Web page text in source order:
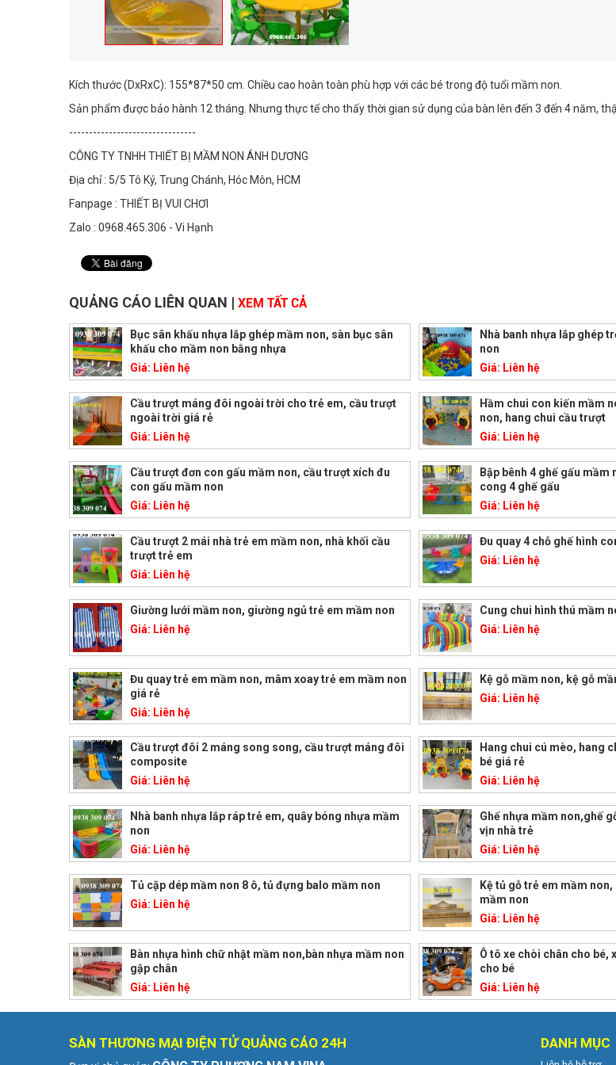
Kích thước (DxRxC): 155*87*50 cm. Chiều cao hoàn toàn phù hợp với các bé trong độ tuổi mầm non.
Sản phẩm được bảo hành 12 tháng. Nhưng thực tế cho thấy thời gian sử dụng của bàn lên đến 3 đến 4 năm,
--------------------------------
CÔNG TY TNHH THIẾT BỊ MẦM NON ÁNH DƯƠNG
Địa chỉ : 5/5 Tô Ký, Trung Chánh, Hóc Môn, HCM
Fanpage : THIẾT BỊ VUI CHƠI
Zalo : 0968.465.306 - Vi Hạnh
QUẢNG CÁO LIÊN QUAN | XEM TẤT CẢ
Bục sân khấu nhựa lắp ghép mầm non, sàn bục sân
khấu cho mầm non bằng nhựa
Giá: Liên hệ
Nhà banh nhựa lắp ghép
non
Giá: Liên hệ
Cầu trượt máng đôi ngoài trời cho trẻ em, cầu trượt
ngoài trời giá rẻ
Giá: Liên hệ
Hầm chui con kiến mầm
non, hang chui cầu trượt
Giá: Liên hệ
Cầu trượt đơn con gấu mầm non, cầu trượt xích đu
con gấu mầm non
Giá: Liên hệ
Bập bênh 4 ghế gấu
cong 4 ghế gấu
Giá: Liên hệ
Cầu trượt 2 mái nhà trẻ em mầm non, nhà khối cầu
trượt trẻ em
Giá: Liên hệ
Đu quay 4 chỗ ghế hình
Giá: Liên hệ
Giường lưới mầm non, giường ngủ trẻ em mầm non
Giá: Liên hệ
Cung chui hình thú mầm
Giá: Liên hệ
Đu quay trẻ em mầm non, mâm xoay trẻ em mầm non
giá rẻ
Giá: Liên hệ
Kệ gỗ mầm non, kệ gỗ
Giá: Liên hệ
Cầu trượt đôi 2 máng song song, cầu trượt máng đôi
composite
Giá: Liên hệ
Hang chui cú mèo, hang
bé giá rẻ
Giá: Liên hệ
Nhà banh nhựa lắp ráp trẻ em, quây bóng nhựa mầm
non
Giá: Liên hệ
Ghế nhựa mầm non,ghế
vịn nhà trẻ
Giá: Liên hệ
Tủ cặp dép mầm non 8 ô, tủ đựng balo mầm non
Giá: Liên hệ
Kệ tủ gỗ trẻ em mầm
mầm non
Giá: Liên hệ
Bàn nhựa hình chữ nhật mầm non,bàn nhựa mầm non
gập chân
Giá: Liên hệ
Ô tô xe chòi chân cho bé,
cho bé
Giá: Liên hệ
SÀN THƯƠNG MẠI ĐIỆN TỬ QUẢNG CÁO 24H DANH MỤC